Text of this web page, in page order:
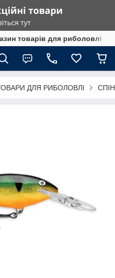
товарів для риболовлі
ДЛЯ РИБОЛОВЛІ